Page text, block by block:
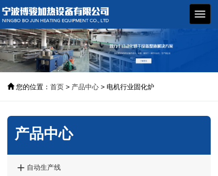
博骏
加热
您的位置： 首页 > 产品中心 > 电机行业固化炉
产品中心
 自动生产线